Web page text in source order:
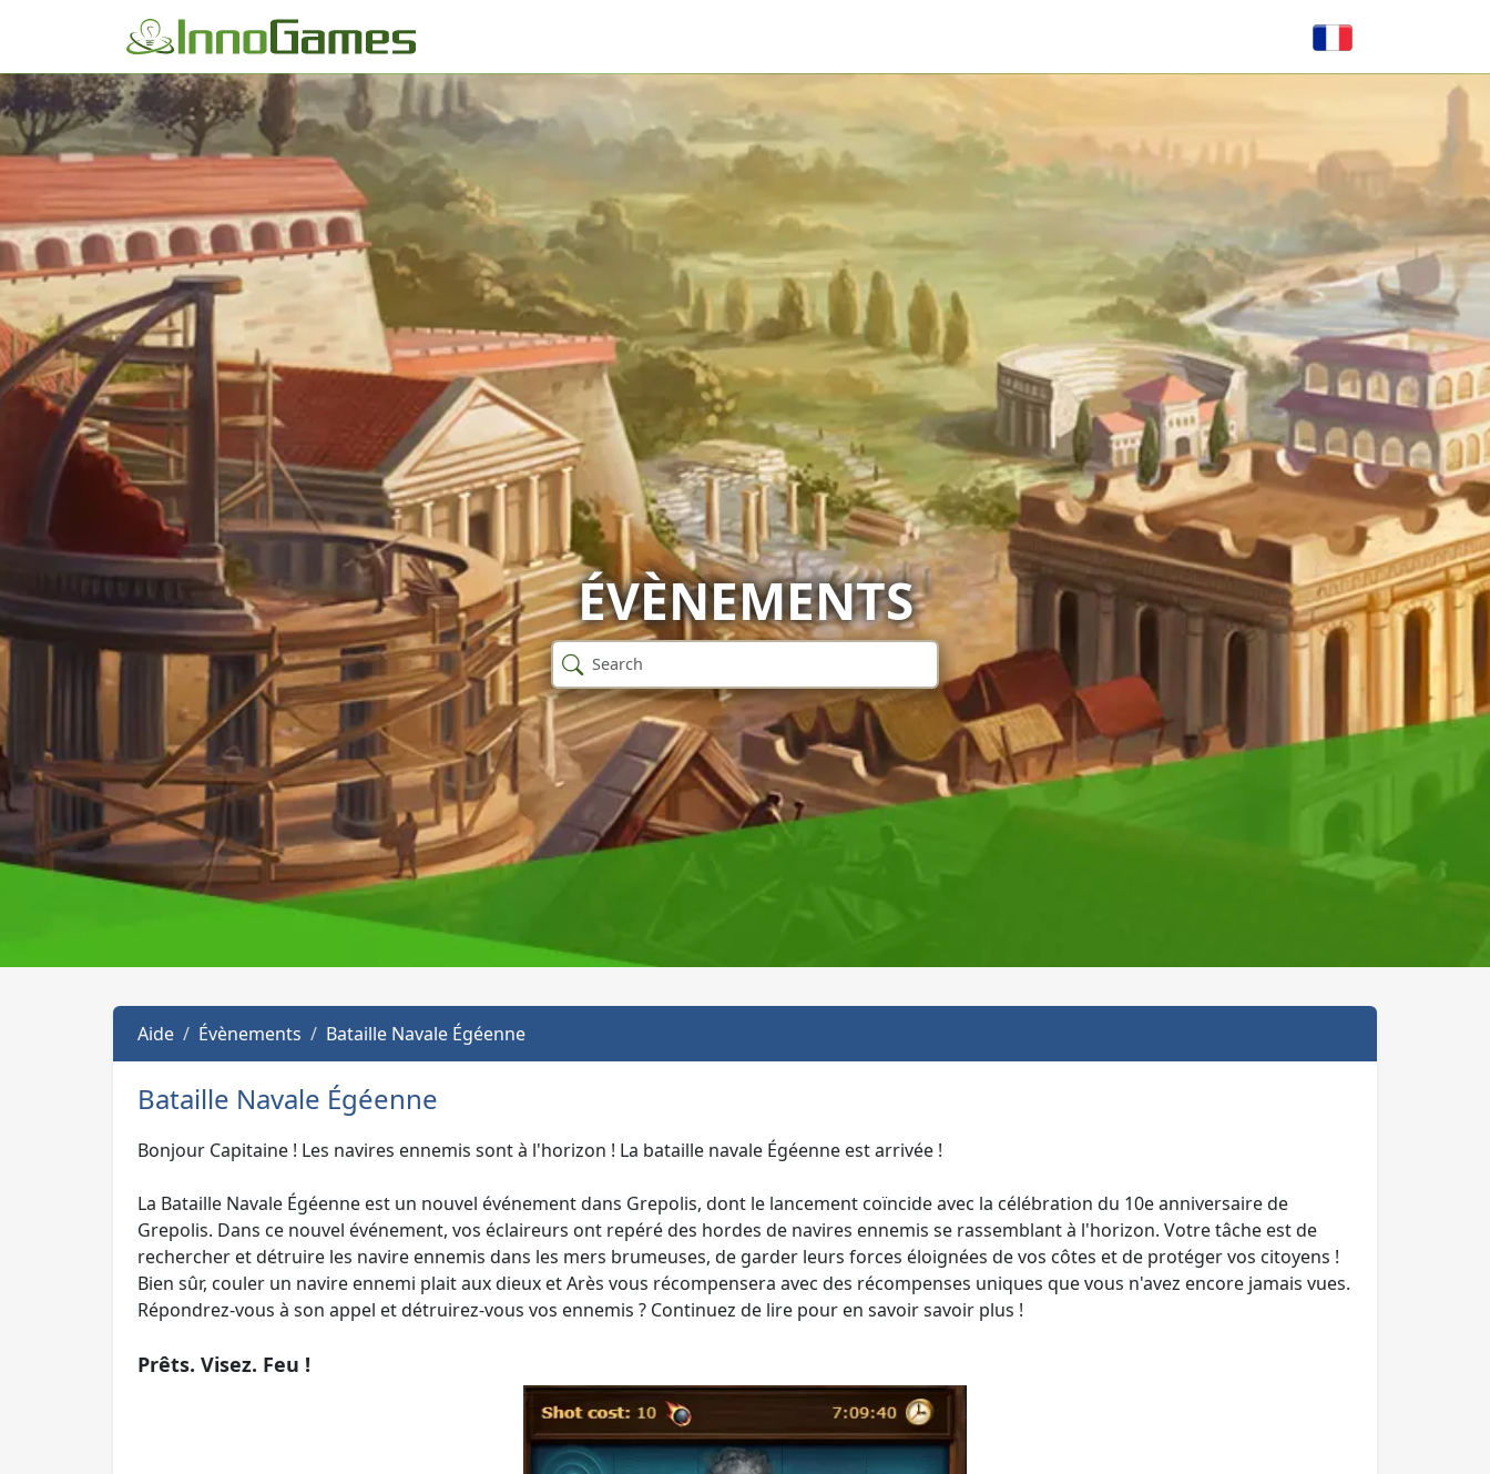
ÉVÈNEMENTS
Aide Évènements Bataille Navale Égéenne
Bataille Navale Égéenne
Bonjour Capitaine ! Les navires ennemis sont à l'horizon ! La bataille navale Égéenne est arrivée !
La Bataille Navale Égéenne est un nouvel événement dans Grepolis, dont le lancement coïncide avec la célébration du 10e anniversaire de
Grepolis. Dans ce nouvel événement, vos éclaireurs ont repéré des hordes de navires ennemis se rassemblant à l'horizon. Votre tâche est de
rechercher et détruire les navire ennemis dans les mers brumeuses, de garder leurs forces éloignées de vos côtes et de protéger vos citoyens !
Bien sûr, couler un navire ennemi plait aux dieux et Arès vous récompensera avec des récompenses uniques que vous n'avez encore jamais vues.
Répondrez-vous à son appel et détruirez-vous vos ennemis ? Continuez de lire pour en savoir savoir plus !
Prêts. Visez. Feu !